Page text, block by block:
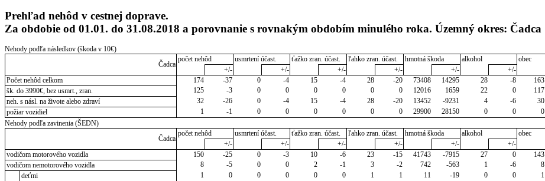
Prehľad nehôd v cestnej doprave.
Za obdobie od 01.01. do 31.08.2018 a porovnanie s rovnakým obdobím minulého roka. Územný okres: Čadca
Nehody podľa následkov (škoda v 10€)
Čadca
počet nehôd usmrtení účast. ťažko zran. účast. ľahko zran. účast. hmotná škoda alkohol
obec
+/-
+/- +/- +/- +/- +/-
Počet nehôd celkom
174 -37 0 -4 15 -4 28 -20 73408 14295 28 -8 163
šk. do 3990€, bez usmrt., zran.
125 -3 0 0 0 0 0 0 12016 1659 22 0 117
neh. s násl. na živote alebo zdraví
32 -26 0 -4 15 -4 28 -20 13452 -9231 4 -6 30
požiar vozidiel
1 -1 0 0 0 0 0 0 29900 28150 0 0 0
Nehody podľa zavinenia (ŠEDN)
Čadca
počet nehôd usmrtení účast. ťažko zran. účast. ľahko zran. účast. hmotná škoda alkohol
obec
+/-
+/- +/- +/- +/- +/-
vodičom motorového vozidla
150 -25 0 -3 10 -6 23 -15 41743 -7915 27 0 143
vodičom nemotorového vozidla
8 -5 0 0 2 -1 3 -2 742 -563 1 -6 8
deťmi
1 0 0 0 0 0 1 1 11 -19 0 0 1